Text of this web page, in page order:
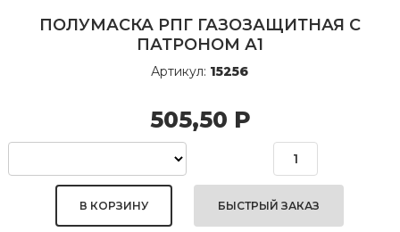
ПОЛУМАСКА РПГ ГАЗОЗАЩИТНАЯ С
ПАТРОНОМ А1
Артикул: 15256
505,50 Р
БЫСТРЫЙ ЗАКАЗ